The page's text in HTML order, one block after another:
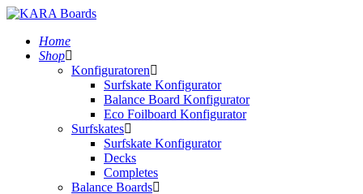
Home
Shop
Konfiguratoren
Surfskate Konfigurator
Balance Board Konfigurator
Eco Foilboard Konfigurator
Surfskates
Surfskate Konfigurator
Decks
Completes
Balance Boards